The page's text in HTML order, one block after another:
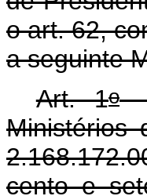
o art. 62,
a seguinte
Art. 1o
Ministérios
cento e